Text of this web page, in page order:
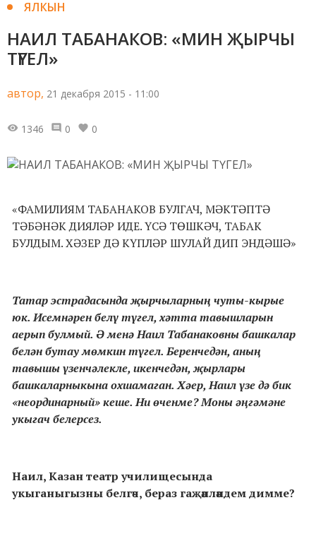
ЯЛКЫН
НАИЛ ТАБАНАКОВ: «МИН ҖЫРЧЫ
ТҮГЕЛ»
автор, 21 декабря 2015 - 11:00
1346 0 0
«ФАМИЛИЯМ ТАБАНАКОВ БУЛГАЧ, МӘКТӘПТӘ
ТӘБӘНӘК ДИЯЛӘР ИДЕ. ҮСӘ ТӨШКӘЧ, ТАБАК
БУЛДЫМ. ХӘЗЕР ДӘ КҮПЛӘР ШУЛАЙ ДИП ЭНДӘШӘ»
Татар эстрадасында җырчыларның чуты-кырые
юк. Исемнәрен белү түгел, хәтта тавышларын
аерып булмый. Ә менә Наил Табанаковны башкалар
белән бутау мөмкин түгел. Беренчедән, аның
тавышы үзенчәлекле, икенчедән, җырлары
башкаларныкына охшамаган. Хәер, Наил үзе дә бик
«неординарный» кеше. Ни өченме? Моны әңгәмәне
укыгач белерсез.
Наил, Казан театр училищесында
укыганыгызны белгәч, бераз гаҗәпләндем димме?